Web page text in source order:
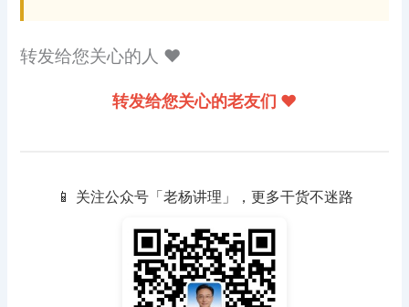
转发给您关心的人 ❤️
转发给您关心的老友们 ❤️
📱 关注公众号「老杨讲理」，更多干货不迷路